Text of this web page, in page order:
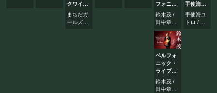
お問い合わせ
クワイア
の
水曜日は
まちだガ
ールズ・
フォニッ
ク・ライ
ブ
「BAND
WAGON」
発売50周
年記念
〜Spring
Season〜
鈴木茂 /
田中章弘
長谷部徹
/ 外崎銀
河
ベルフォ
ニック・
ライブ
「BAND
WAGON」
鈴木茂 /
田中章弘
手使海ユ
トロ talk
& music
live
手使海ユ
トロ / 蛭